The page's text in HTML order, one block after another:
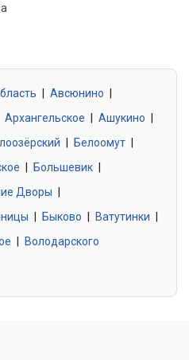
обязательств
Авсюнино
Архангельское Ашукино
Белоомут
Большевик
Дворы
Быково Ватутинки
Володарского